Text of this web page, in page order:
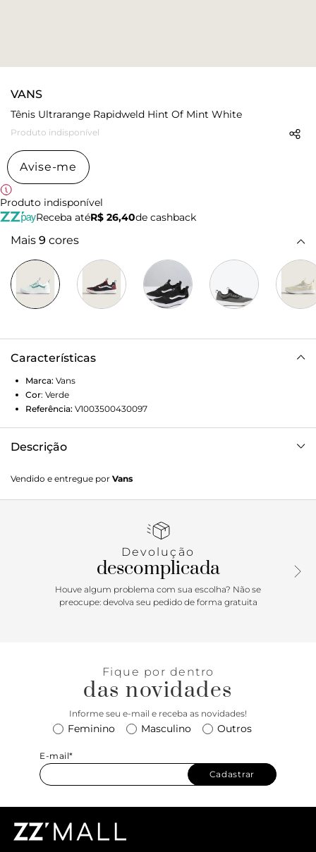
VANS
Tênis Ultrarange Rapidweld Hint Of Mint White
Produto indisponível
Avise-me
Produto indisponível
Receba atéR$ 26,40de cashback
Mais 9 cores
Características
Marca: Vans
Cor: Verde
Referência: V1003500430097
Descrição
sempre pronto para o inesperado com o Tênis Ultrarange
Rapidweld 1.0 Hint Of Mint White. Com um solado co-
exclusividade Vans - ele maximiza a cobertura, aderência e
Lite traz conforto e leveza para o calce. O modelo de cano
baixo possui cabedal com inspiração na silhueta do icônico
Old Skool - em camurça, tecido e sintético - totalmente
respirável, com biqueira e antepé de borracha renovado,
logo “Vans Off The Wall” é aplicado na heeltab do calcanhar.
Já a original Flag vem na lateral do tênis, enquanto a
Conforto e estilo dentro e fora das pistas.
Vendido e entregue por Vans
Devolução
descomplicada
Houve algum problema com sua escolha? Não se
preocupe: devolva seu pedido de forma gratuita
Fique por dentro
das novidades
Informe seu e-mail e receba as novidades!
Feminino Masculino Outros
E-mail*
Cadastrar